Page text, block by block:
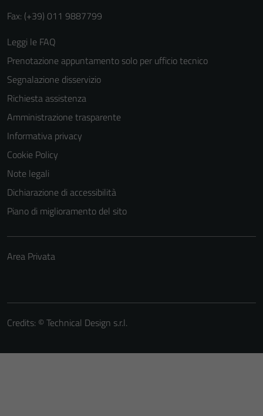
Fax: (+39) 011 9887799
Leggi le FAQ
Prenotazione appuntamento solo per ufficio tecnico
Segnalazione disservizio
Richiesta assistenza
Amministrazione trasparente
Informativa privacy
Cookie Policy
Note legali
Dichiarazione di accessibilità
Piano di miglioramento del sito
Area Privata
Credits: ©Technical Design s.r.l.